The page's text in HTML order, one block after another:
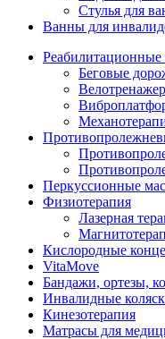
Стулья для
Ванны для
Беговые
Перкуссионные
Физиотерапия
Лазерная
Кислородные
VitaMove
Бандажи, ортезы,
Инвалидные
Кинезотерапия
Матрасы для